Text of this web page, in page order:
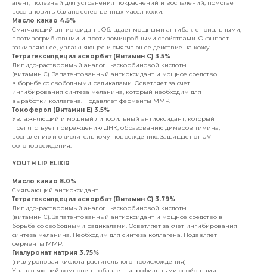
агент, полезный для устранения покраснений и воспалений, помогает
восстановить баланс естественных масел кожи.
Масло какао 4.5%
Смягчающий антиоксидант. Обладает мощными антибакте- риальными,
противогрибковыми и противомикробными свойствами. Окзывает
заживляющее, увлажняющее и смягчающее действие на кожу.
Тетрагексилдецил аскорбат (Витамин С) 3.5%
Липидо-растворимый аналог L-аскорбиновой кислоты
(витамин С). Запатентованный антиоксидант и мощное средство
в борьбе со свободными радикалами. Осветляет за счет
ингибирования синтеза меланина, который необходим для
выработки коллагена. Подавляет ферменты ММР.
Токоферол (Витамин Е) 3.5%
Увлажняющий и мощный липофильный антиоксидант, который
препятствует повреждению ДНК, образованию димеров тимина,
воспалению и окислительному повреждению. Защищает от UV-
фотоповреждения.
YOUTH LIP ELIXIR
Масло какао 8.0%
Смягчающий антиоксидант.
Тетрагексилдецил аскорбат (Витамин С) 3.79%
Липидо-растворимый аналог L-аскорбиновой кислоты
(витамин С). Запатентованный антиоксидант и мощное средство в
борьбе со свободными радикалами. Осветляет за счет ингибирования
синтеза меланина. Необходим для синтеза коллагена. Подавляет
ферменты ММР.
Гиалуронат натрия 3.75%
(гиалуроновая кислота растительного происхождения)